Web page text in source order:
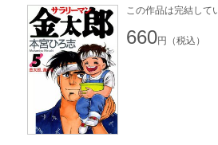
この作品は完結して
660円（税込）